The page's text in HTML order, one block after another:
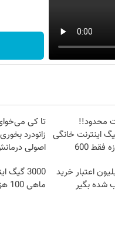
محدود!!
اینترنت خانگی
180 روزه فقط 600
تا کی
زانودرد
اصولی
میلیون اعتبار خرید
شده بگیر
3000
ماهی 100 هزار تومان